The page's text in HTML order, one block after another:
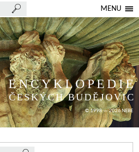
MENU
ENCYKLOPEDIE
ČESKÝCH BUDĚJOVIC
© 1998 — 2026 NEBE